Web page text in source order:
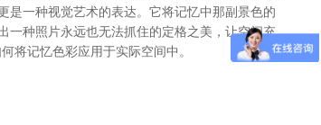
是一种视觉艺术的表达。它将记忆中那副景色的
一种照片永远也无法抓住的定格之美，让空间充
将记忆色彩应用于实际空间中。